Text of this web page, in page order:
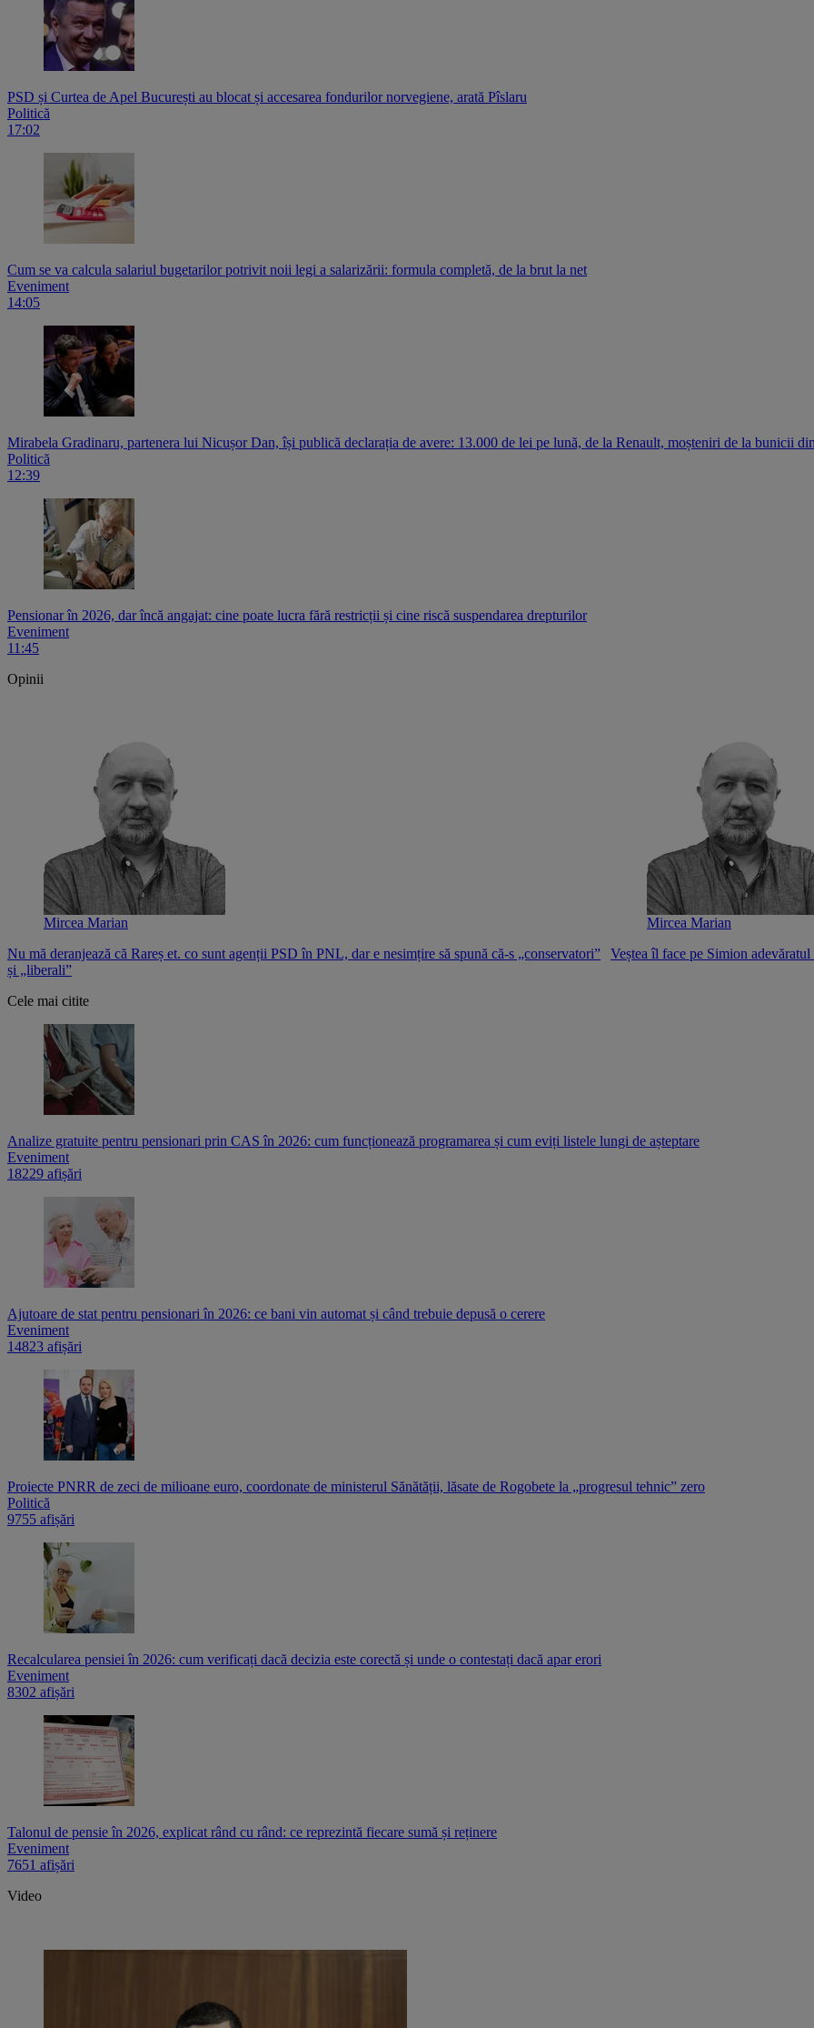
PSD și Curtea de Apel București au blocat și accesarea fondurilor norvegiene, arată Pîslaru
Politică
17:02
Cum se va calcula salariul bugetarilor potrivit noii legi a salarizării: formula completă, de la brut la net
Eveniment
14:05
Mirabela Gradinaru, partenera lui Nicușor Dan, își publică declarația de avere: 13.000 de lei pe lună, de la Renault, moșteniri de la bunicii
Politică
12:39
Pensionar în 2026, dar încă angajat: cine poate lucra fără restricții și cine riscă suspendarea drepturilor
Eveniment
11:45
Opinii
Mircea Marian
Nu mă deranjează că Rareș et. co sunt agenții PSD în PNL, dar e nesimțire să spună că-s „conservatori”
și „liberali”
Mircea Marian
Veștea îl face pe Simion
Cele mai citite
Analize gratuite pentru pensionari prin CAS în 2026: cum funcționează programarea și cum eviți listele lungi de așteptare
Eveniment
18229 afișări
Ajutoare de stat pentru pensionari în 2026: ce bani vin automat și când trebuie depusă o cerere
Eveniment
14823 afișări
Proiecte PNRR de zeci de milioane euro, coordonate de ministerul Sănătății, lăsate de Rogobete la „progresul tehnic” zero
Politică
9755 afișări
Recalcularea pensiei în 2026: cum verificați dacă decizia este corectă și unde o contestați dacă apar erori
Eveniment
8302 afișări
Talonul de pensie în 2026, explicat rând cu rând: ce reprezintă fiecare sumă și reținere
Eveniment
7651 afișări
Video